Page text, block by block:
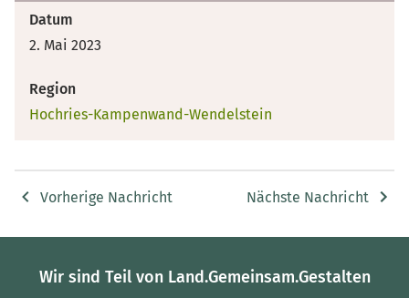
Datum
2. Mai 2023
Region
Hochries-Kampenwand-Wendelstein
Vorherige Nachricht Nächste Nachricht
Wir sind Teil von Land.Gemeinsam.Gestalten